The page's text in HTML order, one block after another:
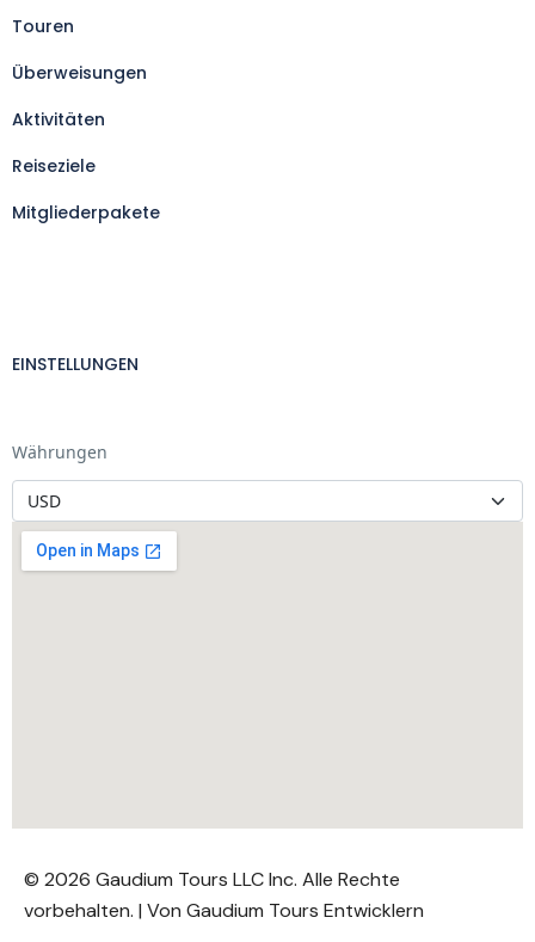
Touren
Überweisungen
Aktivitäten
Reiseziele
Mitgliederpakete
EINSTELLUNGEN
Währungen
© 2026 Gaudium Tours LLC Inc. Alle Rechte
vorbehalten. | Von Gaudium Tours Entwicklern